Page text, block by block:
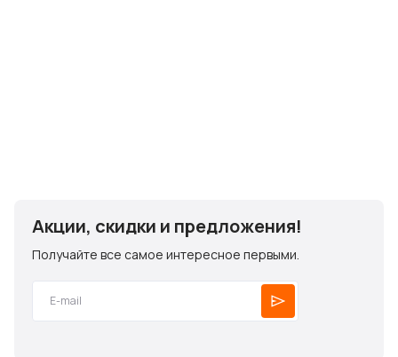
Акции, скидки и предложения!
Получайте все самое интересное первыми.